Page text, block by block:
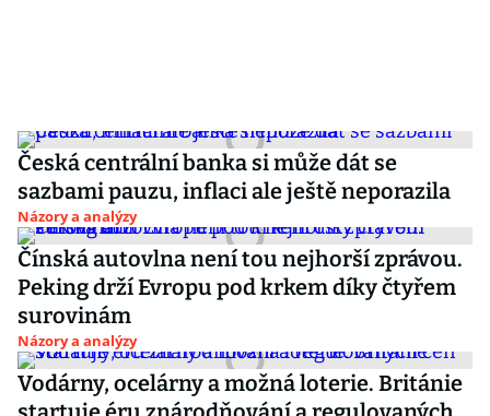
Česká centrální banka si může dát se
sazbami pauzu, inflaci ale ještě neporazila
Názory a analýzy
Čínská autovlna není tou nejhorší zprávou.
Peking drží Evropu pod krkem díky čtyřem
surovinám
Názory a analýzy
Vodárny, ocelárny a možná loterie. Británie